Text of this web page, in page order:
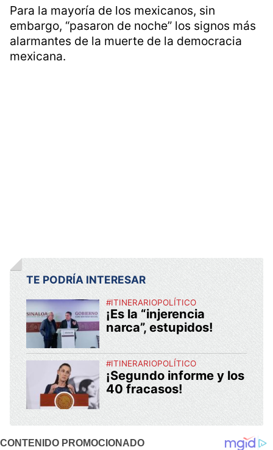
Para la mayoría de los mexicanos, sin
embargo, “pasaron de noche” los signos más
alarmantes de la muerte de la democracia
mexicana.
TE PODRÍA INTERESAR
#ITINERARIOPOLÍTICO
¡Es la “injerencia
narca”, estupidos!
#ITINERARIOPOLÍTICO
¡Segundo informe y los
40 fracasos!